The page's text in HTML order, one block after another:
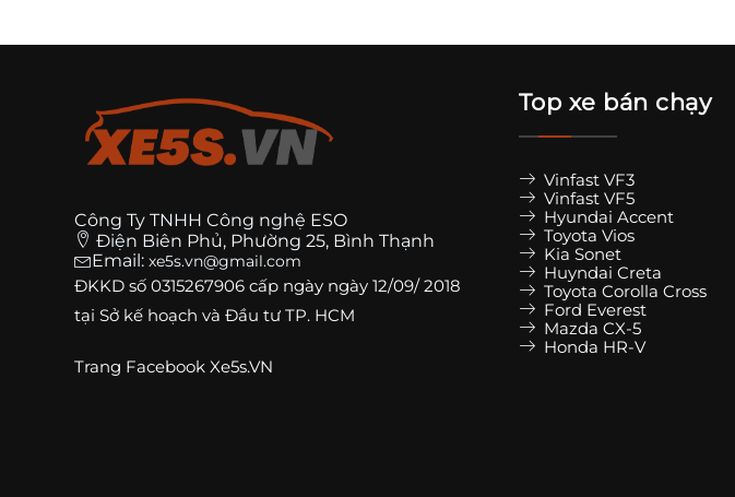
Công Ty TNHH Công nghệ ESO
Điện Biên Phủ, Phường 25, Bình Thạnh
Email: xe5s.vn@gmail.com
ĐKKD số 0315267906 cấp ngày ngày 12/09/ 2018
tại Sở kế hoạch và Đầu tư TP. HCM
Trang Facebook Xe5s.VN
Top xe bán chạy
Vinfast VF3
Vinfast VF5
Hyundai Accent
Toyota Vios
Kia Sonet
Huyndai Creta
Toyota Corolla Cross
Ford Everest
Mazda CX-5
Honda HR-V